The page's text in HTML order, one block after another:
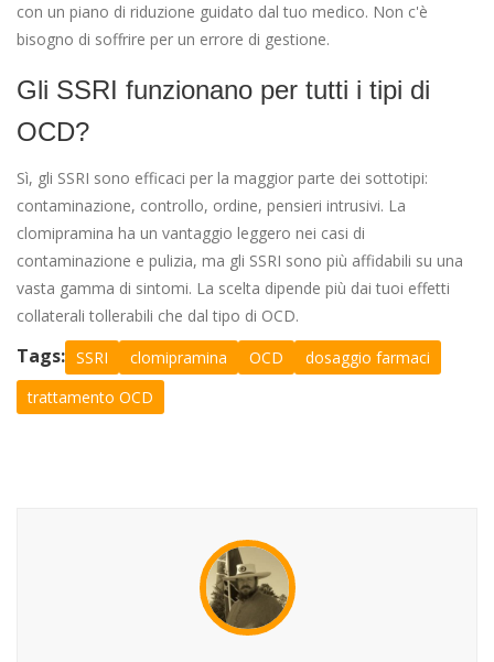
con un piano di riduzione guidato dal tuo medico. Non c'è
bisogno di soffrire per un errore di gestione.
Gli SSRI funzionano per tutti i tipi di
OCD?
Sì, gli SSRI sono efficaci per la maggior parte dei sottotipi:
contaminazione, controllo, ordine, pensieri intrusivi. La
clomipramina ha un vantaggio leggero nei casi di
contaminazione e pulizia, ma gli SSRI sono più affidabili su una
vasta gamma di sintomi. La scelta dipende più dai tuoi effetti
collaterali tollerabili che dal tipo di OCD.
Tags: SSRI clomipramina OCD
dosaggio farmaci
trattamento OCD